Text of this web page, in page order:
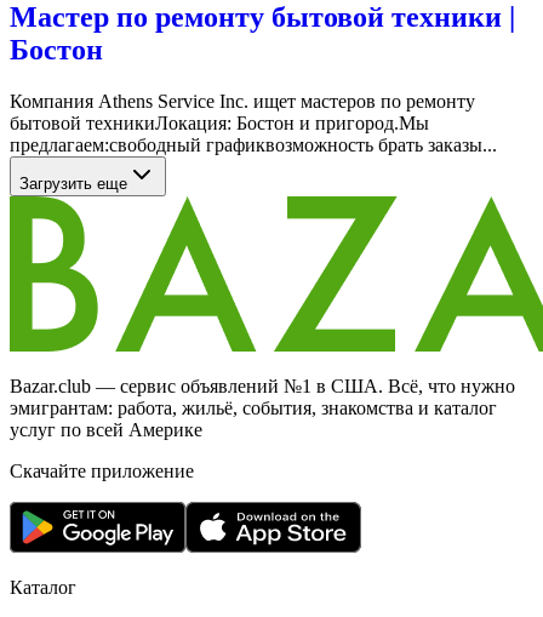
Мастер по ремонту бытовой техники |
Бостон
Компания Athens Service Inc. ищет мастеров по ремонту
бытовой техникиЛокация: Бостон и пригород.Мы
предлагаем:свободный графиквозможность брать заказы...
Загрузить еще
Bazar.club — сервис объявлений №1 в США. Всё, что нужно
эмигрантам: работа, жильё, события, знакомства и каталог
услуг по всей Америке
Скачайте приложение
Каталог